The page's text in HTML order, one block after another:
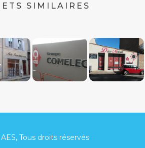
SIMILAIRES
Tous droits réservés